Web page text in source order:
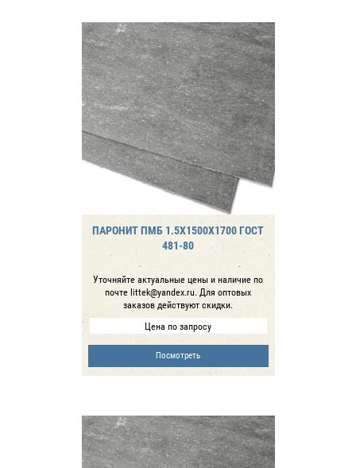
ПАРОНИТ ПМБ 1.5Х1500Х1700 ГОСТ
481-80
Уточняйте актуальные цены и наличие по
почте littek@yandex.ru. Для оптовых
заказов действуют скидки.
Цена по запросу
Посмотреть